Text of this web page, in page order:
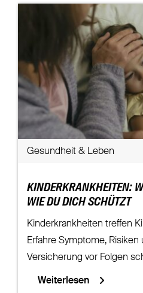
Gesundheit & Leben
KINDERKRANKHEITEN:
WIE DU DICH SCHÜTZT
Kinderkrankheiten treffen
Erfahre Symptome, Risiken
Versicherung vor Folgen
Weiterlesen